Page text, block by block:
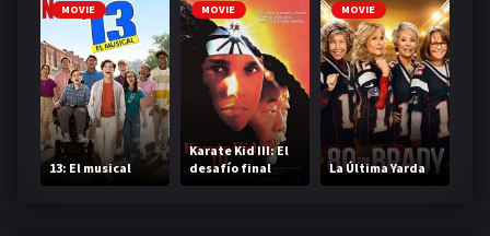
MOVIE
13: El musical
MOVIE
Karate Kid III: El
desafío final
MOVIE
La Última Yarda